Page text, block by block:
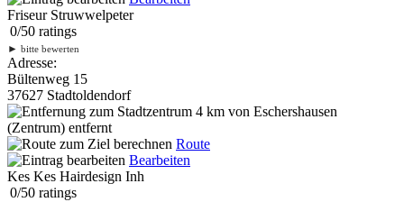
Friseur Struwwelpeter
0/50 ratings
► bitte bewerten
Adresse:
Bültenweg 15
37627 Stadtoldendorf
4 km von Eschershausen
(Zentrum) entfernt
Route
Bearbeiten
Kes Kes Hairdesign Inh
0/50 ratings